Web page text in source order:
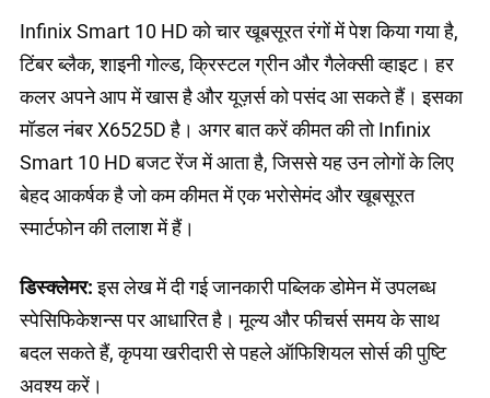
Infinix Smart 10 HD को चार खूबसूरत रंगों में पेश किया गया है,
टिंबर ब्लैक, शाइनी गोल्ड, क्रिस्टल ग्रीन और गैलेक्सी व्हाइट। हर
कलर अपने आप में खास है और यूज़र्स को पसंद आ सकते हैं। इसका
मॉडल नंबर X6525D है। अगर बात करें कीमत की तो Infinix
Smart 10 HD बजट रेंज में आता है, जिससे यह उन लोगों के लिए
बेहद आकर्षक है जो कम कीमत में एक भरोसेमंद और खूबसूरत
स्मार्टफोन की तलाश में हैं।
डिस्क्लेमर:इस लेख में दी गई जानकारी पब्लिक डोमेन में उपलब्ध
स्पेसिफिकेशन्स पर आधारित है। मूल्य और फीचर्स समय के साथ
बदल सकते हैं, कृपया खरीदारी से पहले ऑफिशियल सोर्स की पुष्टि
अवश्य करें।